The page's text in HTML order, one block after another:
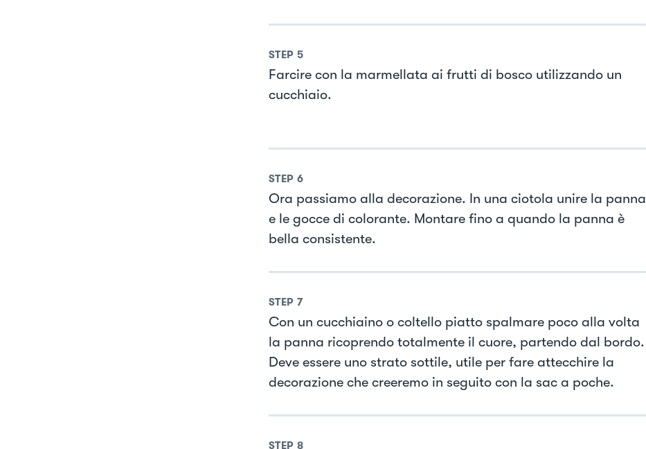
STEP 5
Farcire con la marmellata ai frutti di bosco utilizzando un
cucchiaio.
STEP 6
Ora passiamo alla decorazione. In una ciotola unire la panna
e le gocce di colorante. Montare fino a quando la panna è
bella consistente.
STEP 7
Con un cucchiaino o coltello piatto spalmare poco alla volta
la panna ricoprendo totalmente il cuore, partendo dal bordo.
Deve essere uno strato sottile, utile per fare attecchire la
decorazione che creeremo in seguito con la sac a poche.
STEP 8